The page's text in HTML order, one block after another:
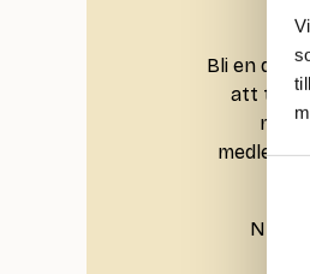
Bli en del
att